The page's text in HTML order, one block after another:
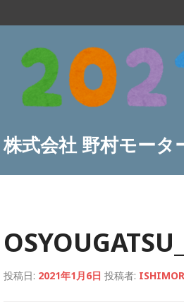
株式会社 野村モータ
投稿日: 2021年1月6日 投稿者: